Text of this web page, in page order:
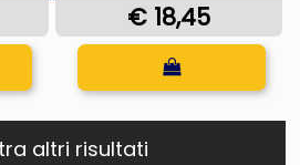
€ 18,45
Quantità
altri risultati